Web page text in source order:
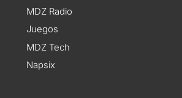
MDZ Radio
Juegos
MDZ Tech
Napsix